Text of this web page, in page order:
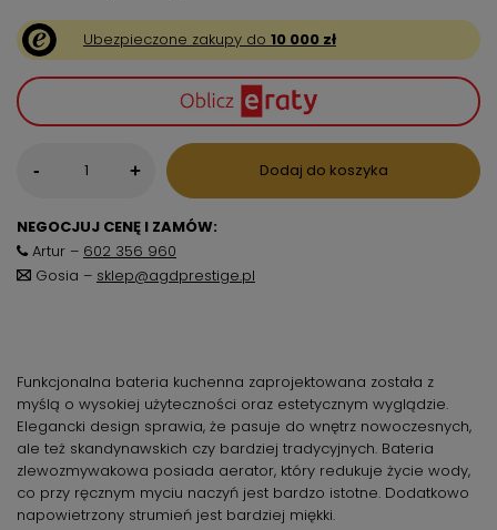
Ubezpieczone zakupy do 10 000 zł
- + Dodaj do koszyka
NEGOCJUJ CENĘ I ZAMÓW:
Artur – 602 356 960
Gosia – sklep@agdprestige.pl
Funkcjonalna bateria kuchenna zaprojektowana została z
myślą o wysokiej użyteczności oraz estetycznym wyglądzie.
Elegancki design sprawia, że pasuje do wnętrz nowoczesnych,
ale też skandynawskich czy bardziej tradycyjnych. Bateria
zlewozmywakowa posiada aerator, który redukuje życie wody,
co przy ręcznym myciu naczyń jest bardzo istotne. Dodatkowo
napowietrzony strumień jest bardziej miękki.